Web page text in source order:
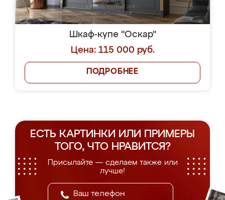
Шкаф-купе "Оскар"
Цена: 115 000 руб.
ПОДРОБНЕЕ
ЕСТЬ КАРТИНКИ ИЛИ ПРИМЕРЫ
ТОГО, ЧТО НРАВИТСЯ?
Присылайте — сделаем также или
лучше!